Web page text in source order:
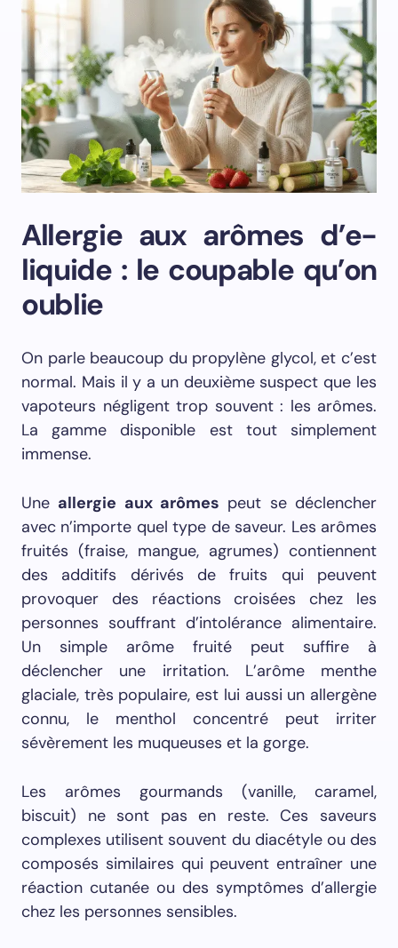
Allergie aux arômes d’e-
liquide : le coupable qu’on
oublie
On parle beaucoup du propylène glycol, et c’est
normal. Mais il y a un deuxième suspect que les
vapoteurs négligent trop souvent : les arômes.
La gamme disponible est tout simplement
immense.
Une allergie aux arômes peut se déclencher
avec n’importe quel type de saveur. Les arômes
fruités (fraise, mangue, agrumes) contiennent
des additifs dérivés de fruits qui peuvent
provoquer des réactions croisées chez les
personnes souffrant d’intolérance alimentaire.
Un simple arôme fruité peut suffire à
déclencher une irritation. L’arôme menthe
glaciale, très populaire, est lui aussi un allergène
connu, le menthol concentré peut irriter
sévèrement les muqueuses et la gorge.
Les arômes gourmands (vanille, caramel,
biscuit) ne sont pas en reste. Ces saveurs
complexes utilisent souvent du diacétyle ou des
composés similaires qui peuvent entraîner une
réaction cutanée ou des symptômes d’allergie
chez les personnes sensibles.